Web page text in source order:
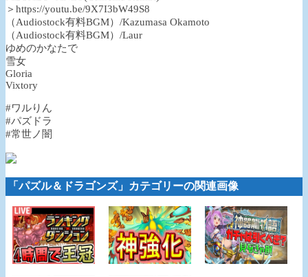
＞https://youtu.be/9X7I3bW49S8
（Audiostock有料BGM）/Kazumasa Okamoto
（Audiostock有料BGM）/Laur
ゆめのかなたで
雪女
Gloria
Vixtory
#ワルりん
#パズドラ
#常世ノ闇
「パズル＆ドラゴンズ」カテゴリーの関連画像